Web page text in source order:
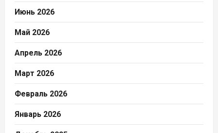
Июнь 2026
Май 2026
Апрель 2026
Март 2026
Февраль 2026
Январь 2026